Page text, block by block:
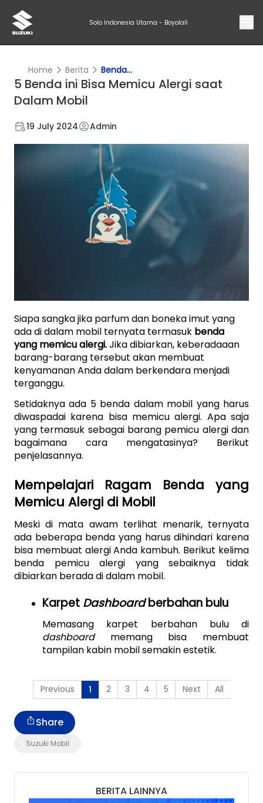
Solo Indonesia Utama - Boyolali
Home Berita Benda...
5 Benda ini Bisa Memicu Alergi saat
Dalam Mobil
19 July 2024 Admin
Siapa sangka jika parfum dan boneka imut yang
ada di dalam mobil ternyata termasuk benda
yang memicu alergi. Jika dibiarkan, keberadaaan
barang-barang tersebut akan membuat
kenyamanan Anda dalam berkendara menjadi
terganggu.
Setidaknya ada 5 benda dalam mobil yang harus
diwaspadai karena bisa memicu alergi. Apa saja
yang termasuk sebagai barang pemicu alergi dan
bagaimana cara mengatasinya? Berikut
penjelasannya.
Mempelajari Ragam Benda yang
Memicu Alergi di Mobil
Meski di mata awam terlihat menarik, ternyata
ada beberapa benda yang harus dihindari karena
bisa membuat alergi Anda kambuh. Berikut kelima
benda pemicu alergi yang sebaiknya tidak
dibiarkan berada di dalam mobil.
Karpet Dashboard berbahan bulu
dashboard memang bisa membuat
tampilan kabin mobil semakin estetik.
Previous 1 2 3 4 5 Next All
Suzuki Mobil
Share
BERITA LAINNYA